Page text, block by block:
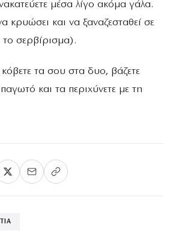
μέσα λίγο ακόμα γάλα.
κρυώσει και να ξαναζεσταθεί σε
σερβίρισμα).
κόβετε τα σου στα δυο, βάζετε
και τα περιχύνετε με τη